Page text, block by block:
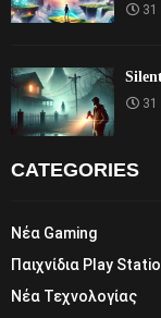
31
31
CATEGORIES
Νέα Gaming
Παιχνίδια Play
Νέα Τεχνολογίας